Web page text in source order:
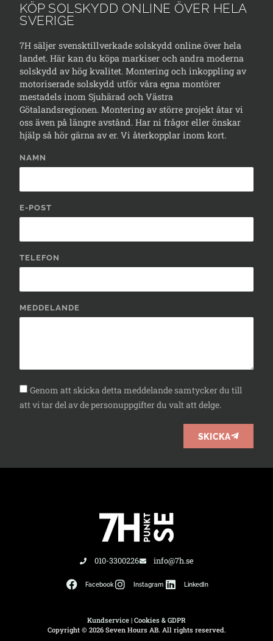
KÖP SOLSKYDD ONLINE ÖVER HELA
SVERIGE
7H säljer svensktillverkade solskydd online över hela
landet. Här kan du köpa markiser och andra moderna
solskydd av hög kvalitet. Montering och inkoppling av
motoriserade solskydd utför våra egna montörer
mestadels inom Sjuhärad och Västra
Götalandsregionen. Montering av större projekt åtar vi
oss även på längre avstånd. Har ni frågor eller önskar
hjälp så hör gärna av er. Vi återkopplar inom kort.
NAMN
E-POST
TELEFON
MEDDELANDE
Genom att skicka detta meddelande samtycker du till
att vi tar del av de personuppgifter du valt att delge.
SKICKA
010-3300226 info@7h.se
Facebook Instagram LinkedIn
Kundservice | Cookies & GDPR
Copyright © 2026 Seven Hours AB. All rights reserved.